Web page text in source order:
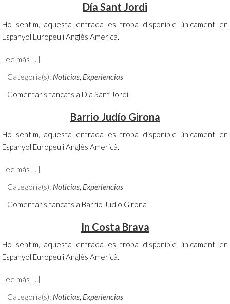
Día Sant Jordi
Ho sentim, aquesta entrada es troba disponible únicament en
Espanyol Europeu i Anglès Americà.
Lee más [...]
Categoría(s): Noticias, Experiencias
Comentaris tancats a Día Sant Jordi
Barrio Judío Girona
Ho sentim, aquesta entrada es troba disponible únicament en
Espanyol Europeu i Anglès Americà.
Lee más [...]
Categoría(s): Noticias, Experiencias
Comentaris tancats a Barrio Judío Girona
In Costa Brava
Ho sentim, aquesta entrada es troba disponible únicament en
Espanyol Europeu i Anglès Americà.
Lee más [...]
Categoría(s): Noticias, Experiencias